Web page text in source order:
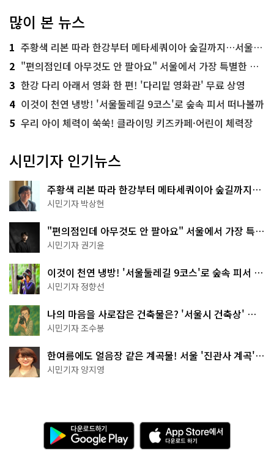
많이 본 뉴스
1 주황색 리본 따라 한강부터 메타세쿼이아 숲길까지…서울둘레길 15코스
2 "편의점인데 아무것도 안 팔아요" 서울에서 가장 특별한 편의점의 정체
3 한강 다리 아래서 영화 한 편! '다리밑 영화관' 무료 상영
4 이것이 천연 냉방! '서울둘레길 9코스'로 숲속 피서 떠나볼까
5 우리 아이 체력이 쑥쑥! 클라이밍 키즈카페·어린이 체력장
시민기자 인기뉴스
주황색 리본 따라 한강부터 메타세쿼이아 숲길까지…
서울둘레길 15코스
시민기자 박상현
"편의점인데 아무것도 안 팔아요" 서울에서 가장 특별
한 편의점의 정체
시민기자 권기윤
이것이 천연 냉방! '서울둘레길 9코스'로 숲속 피서 떠
나볼까
시민기자 정향선
나의 마음을 사로잡은 건축물은? '서울시 건축상' 수
상작 공개!
시민기자 조수봉
한여름에도 얼음장 같은 계곡물! 서울 '진관사 계곡'이
천국이네~
시민기자 양지영
다
운
로
A
p
p